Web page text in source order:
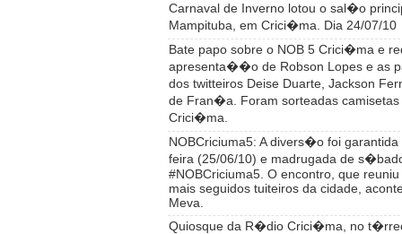
Carnaval de Inverno lotou o sal�o
Mampituba, em Crici�ma. Dia 24/07/10
Bate papo sobre o NOB 5 Crici�ma e
apresenta��o de Robson Lopes e as
dos twitteiros Deise Duarte, Jackson
de Fran�a. Foram sorteadas
Crici�ma.
NOBCriciuma5: A divers�o foi
feira (25/06/10) e madrugada de
#NOBCriciuma5. O encontro, que
mais seguidos tuiteiros da cidade,
Meva.
Quiosque da R�dio Crici�ma, no